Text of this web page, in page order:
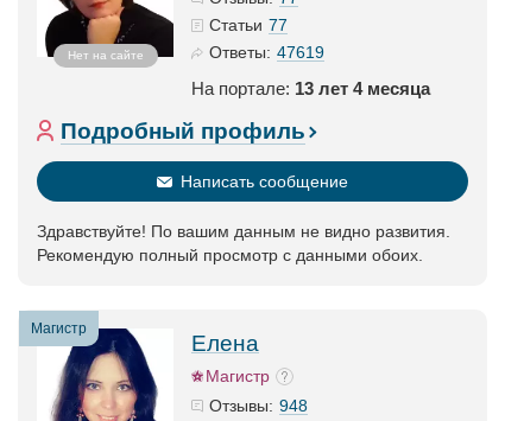
Нет на сайте
Статьи 77
Ответы: 47619
На портале: 13 лет 4 месяца
Подробный профиль
Написать сообщение
Здравствуйте! По вашим данным не видно развития.
Рекомендую полный просмотр с данными обоих.
Магистр
Елена
Магистр
Отзывы: 948